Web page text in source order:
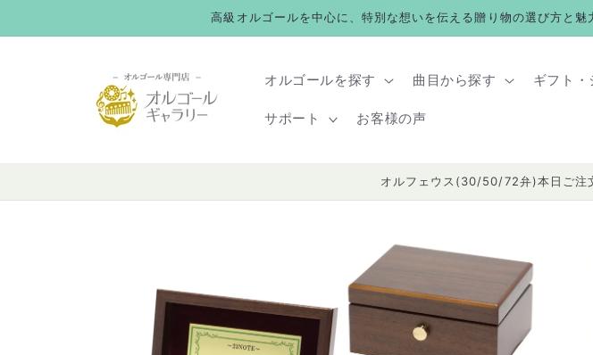
進む
高級オルゴールを中心に、特別な想いを伝える贈り物の選び方と
オルゴールを探す 曲目から探す ギフト・
サポート お客様の声
オルフェウス(30/50/72弁)本日ご